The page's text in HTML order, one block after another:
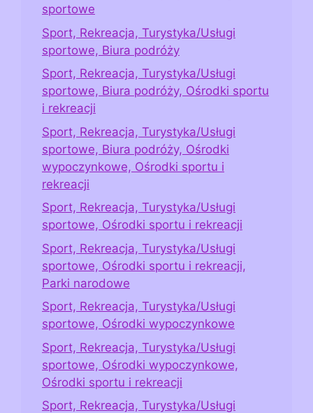
sportowe
Sport, Rekreacja, Turystyka/Usługi
sportowe, Biura podróży
Sport, Rekreacja, Turystyka/Usługi
sportowe, Biura podróży, Ośrodki sportu
i rekreacji
Sport, Rekreacja, Turystyka/Usługi
sportowe, Biura podróży, Ośrodki
wypoczynkowe, Ośrodki sportu i
rekreacji
Sport, Rekreacja, Turystyka/Usługi
sportowe, Ośrodki sportu i rekreacji
Sport, Rekreacja, Turystyka/Usługi
sportowe, Ośrodki sportu i rekreacji,
Parki narodowe
Sport, Rekreacja, Turystyka/Usługi
sportowe, Ośrodki wypoczynkowe
Sport, Rekreacja, Turystyka/Usługi
sportowe, Ośrodki wypoczynkowe,
Ośrodki sportu i rekreacji
Sport, Rekreacja, Turystyka/Usługi